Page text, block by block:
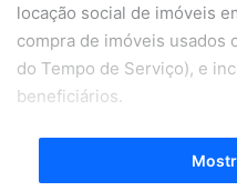
locação social de imóveis
compra de imóveis usados
do Tempo de Serviço), e
beneficiários.
Os novos valores das
benefícios temporários,